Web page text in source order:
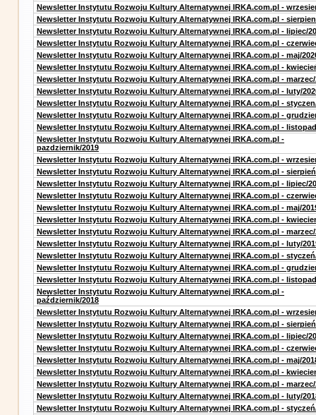
Newsletter Instytutu Rozwoju Kultury Alternatywnej IRKA.com.pl -
Newsletter Instytutu Rozwoju Kultury Alternatywnej IRKA.com.pl -
Newsletter Instytutu Rozwoju Kultury Alternatywnej IRKA.com.pl - lipiec/
Newsletter Instytutu Rozwoju Kultury Alternatywnej IRKA.com.pl -
Newsletter Instytutu Rozwoju Kultury Alternatywnej IRKA.com.pl - maj/
Newsletter Instytutu Rozwoju Kultury Alternatywnej IRKA.com.pl -
Newsletter Instytutu Rozwoju Kultury Alternatywnej IRKA.com.pl - marzec/
Newsletter Instytutu Rozwoju Kultury Alternatywnej IRKA.com.pl - luty/
Newsletter Instytutu Rozwoju Kultury Alternatywnej IRKA.com.pl -
Newsletter Instytutu Rozwoju Kultury Alternatywnej IRKA.com.pl -
Newsletter Instytutu Rozwoju Kultury Alternatywnej IRKA.com.pl -
Newsletter Instytutu Rozwoju Kultury Alternatywnej IRKA.com.pl -
pazdziernik/2019
Newsletter Instytutu Rozwoju Kultury Alternatywnej IRKA.com.pl -
Newsletter Instytutu Rozwoju Kultury Alternatywnej IRKA.com.pl -
Newsletter Instytutu Rozwoju Kultury Alternatywnej IRKA.com.pl - lipiec/
Newsletter Instytutu Rozwoju Kultury Alternatywnej IRKA.com.pl -
Newsletter Instytutu Rozwoju Kultury Alternatywnej IRKA.com.pl - maj/
Newsletter Instytutu Rozwoju Kultury Alternatywnej IRKA.com.pl -
Newsletter Instytutu Rozwoju Kultury Alternatywnej IRKA.com.pl - marzec/
Newsletter Instytutu Rozwoju Kultury Alternatywnej IRKA.com.pl - luty/
Newsletter Instytutu Rozwoju Kultury Alternatywnej IRKA.com.pl -
Newsletter Instytutu Rozwoju Kultury Alternatywnej IRKA.com.pl -
Newsletter Instytutu Rozwoju Kultury Alternatywnej IRKA.com.pl -
Newsletter Instytutu Rozwoju Kultury Alternatywnej IRKA.com.pl -
październik/2018
Newsletter Instytutu Rozwoju Kultury Alternatywnej IRKA.com.pl -
Newsletter Instytutu Rozwoju Kultury Alternatywnej IRKA.com.pl -
Newsletter Instytutu Rozwoju Kultury Alternatywnej IRKA.com.pl - lipiec/
Newsletter Instytutu Rozwoju Kultury Alternatywnej IRKA.com.pl -
Newsletter Instytutu Rozwoju Kultury Alternatywnej IRKA.com.pl - maj/
Newsletter Instytutu Rozwoju Kultury Alternatywnej IRKA.com.pl -
Newsletter Instytutu Rozwoju Kultury Alternatywnej IRKA.com.pl - marzec/
Newsletter Instytutu Rozwoju Kultury Alternatywnej IRKA.com.pl - luty/
Newsletter Instytutu Rozwoju Kultury Alternatywnej IRKA.com.pl -